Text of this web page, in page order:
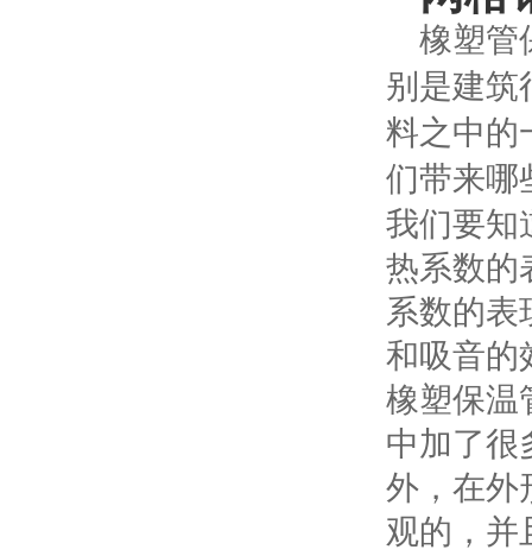
橡塑管
别是建筑
料之中的
们带来哪
我们要知
热系数的
系数的表
和吸音的
橡塑保温
中加了很
外，在外
观的，并